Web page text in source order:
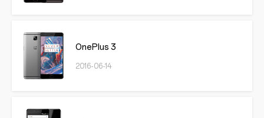
OnePlus 3
2016-06-14